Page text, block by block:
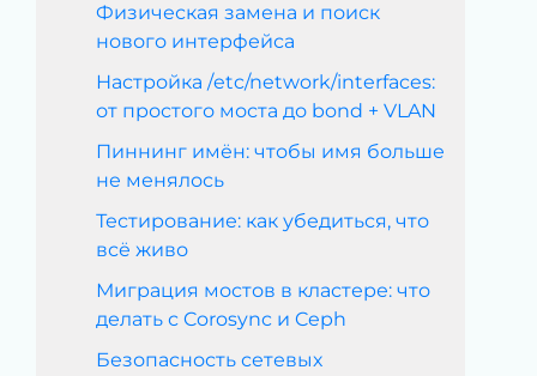
Физическая замена и поиск
нового интерфейса
Настройка /etc/network/interfaces:
от простого моста до bond + VLAN
Пиннинг имён: чтобы имя больше
не менялось
Тестирование: как убедиться, что
всё живо
Миграция мостов в кластере: что
делать с Corosync и Ceph
Безопасность сетевых